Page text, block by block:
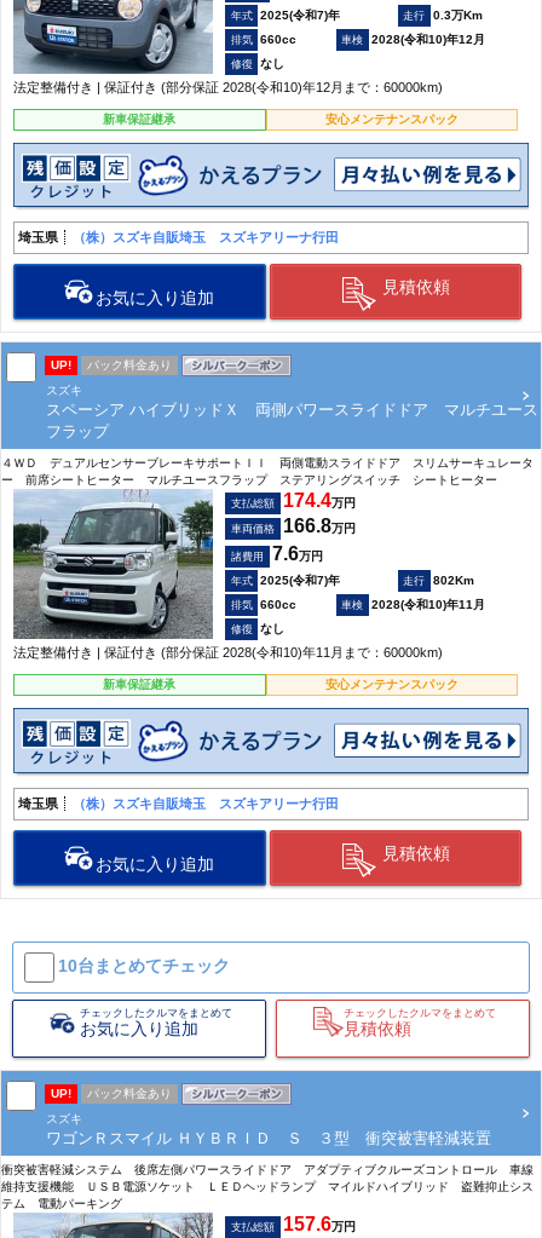
2025(令和7)年
0.3万Km
660cc
2028(令和10)年12月
なし
法定整備付き | 保証付き (部分保証 2028(令和10)年12月まで：60000km)
新車保証継承 安心メンテナンスパック
埼玉県 （株）スズキ自販埼玉 スズキアリーナ行田
お気に入り追加
見積依頼
UP!
パック料金あり
スズキ
スペーシア ハイブリッドＸ 両側パワースライドドア マルチユース
フラップ
４ＷＤ デュアルセンサーブレーキサポートＩＩ 両側電動スライドドア スリムサーキュレータ
ー 前席シートヒーター マルチユースフラップ ステアリングスイッチ シートヒーター
支払総額 174.4万円
車両価格 166.8万円
諸費用 7.6万円
2025(令和7)年
802Km
660cc
2028(令和10)年11月
なし
法定整備付き | 保証付き (部分保証 2028(令和10)年11月まで：60000km)
新車保証継承 安心メンテナンスパック
埼玉県 （株）スズキ自販埼玉 スズキアリーナ行田
お気に入り追加
見積依頼
10台まとめてチェック
チェックしたクルマをまとめて
お気に入り追加
チェックしたクルマをまとめて
見積依頼
UP!
パック料金あり
スズキ
ワゴンＲスマイル ＨＹＢＲＩＤ Ｓ ３型 衝突被害軽減装置
衝突被害軽減システム 後席左側パワースライドドア アダプティブクルーズコントロール 車線
維持支援機能 ＵＳＢ電源ソケット ＬＥＤヘッドランプ マイルドハイブリッド 盗難抑止シス
テム 電動パーキング
支払総額 157.6万円